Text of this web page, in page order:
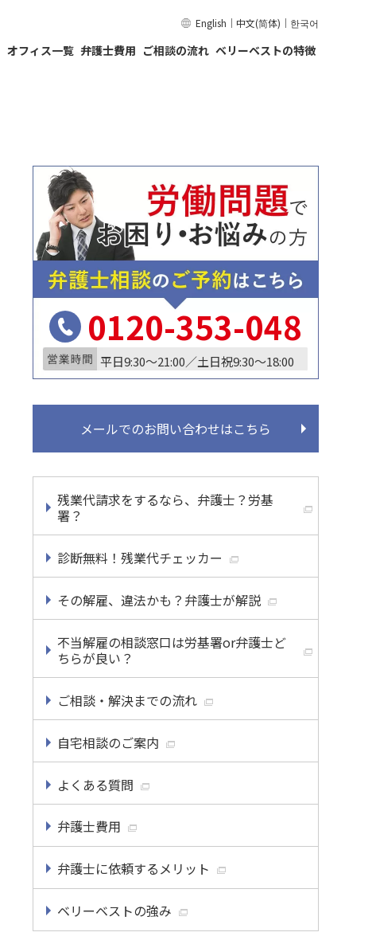
English ｜ 中文(简体) ｜ 한국어
オフィス一覧 弁護士費用 ご相談の流れ ベリーベストの特徴
0120-353-048
平日9:30〜21:00／土日祝9:30〜18:00
メールでのお問い合わせはこちら
残業代請求をするなら、弁護士？労基
署？
診断無料！残業代チェッカー
その解雇、違法かも？弁護士が解説
不当解雇の相談窓口は労基署or弁護士ど
ちらが良い？
ご相談・解決までの流れ
自宅相談のご案内
よくある質問
弁護士費用
弁護士に依頼するメリット
ベリーベストの強み